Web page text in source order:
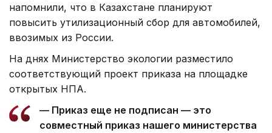
напомнили, что в Казахстане планируют
повысить утилизационный сбор для автомобилей,
ввозимых из России.
На днях Министерство экологии разместило
соответствующий проект приказа на площадке
открытых НПА.
— Приказ еще не подписан — это
совместный приказ нашего министерства